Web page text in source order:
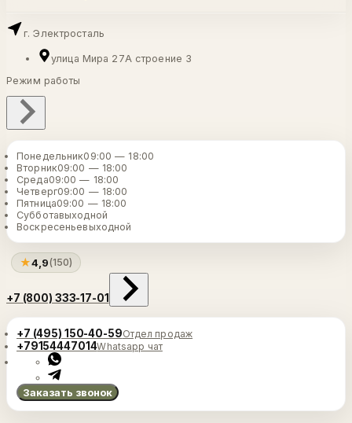
г. Электросталь
улица Мира 27А строение 3
Режим работы
Понедельник09:00 — 18:00
Вторник09:00 — 18:00
Среда09:00 — 18:00
Четверг09:00 — 18:00
Пятница09:00 — 18:00
Субботавыходной
Воскресеньевыходной
★4,9(150)
+7 (800) 333-17-01
+7 (495) 150-40-59Отдел продаж
+79154447014Whatsapp чат
Заказать звонок